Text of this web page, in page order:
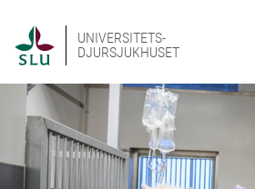
UNIVERSITETS-
DJURSJUKHUSET